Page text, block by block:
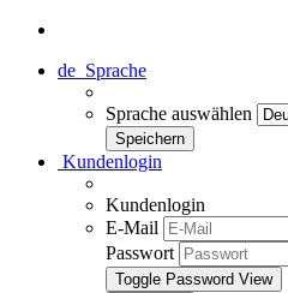
de Sprache
Sprache auswählen
Kundenlogin
Kundenlogin
E-Mail
Passwort
Toggle Password View